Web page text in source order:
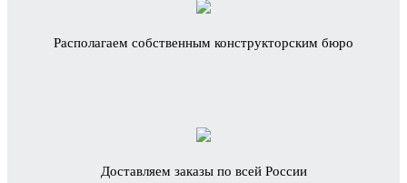
Располагаем собственным конструкторским бюро
Доставляем заказы по всей России